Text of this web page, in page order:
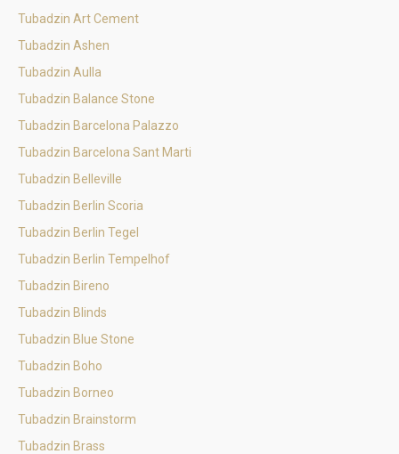
Tubadzin Art Cement
Tubadzin Ashen
Tubadzin Aulla
Tubadzin Balance Stone
Tubadzin Barcelona Palazzo
Tubadzin Barcelona Sant Marti
Tubadzin Belleville
Tubadzin Berlin Scoria
Tubadzin Berlin Tegel
Tubadzin Berlin Tempelhof
Tubadzin Bireno
Tubadzin Blinds
Tubadzin Blue Stone
Tubadzin Boho
Tubadzin Borneo
Tubadzin Brainstorm
Tubadzin Brass